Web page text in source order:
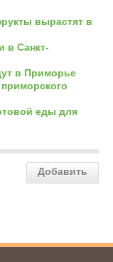
вырастят в
в Санкт-
в Приморье
еды для
Добавить